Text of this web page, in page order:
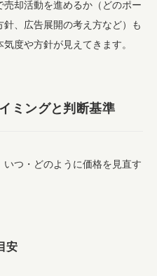
却活動を進めるか（どのポー
、広告展開の考え方など）も
度や方針が見えてきます。
ミングと判断基準
つ・どのように価格を見直す
安